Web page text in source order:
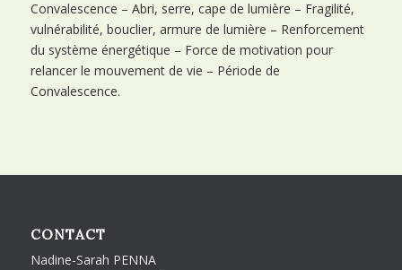
Convalescence – Abri, serre, cape de lumière – Fragilité,
vulnérabilité, bouclier, armure de lumière – Renforcement
du système énergétique – Force de motivation pour
relancer le mouvement de vie – Période de
Convalescence.
CONTACT
Nadine-Sarah PENNA